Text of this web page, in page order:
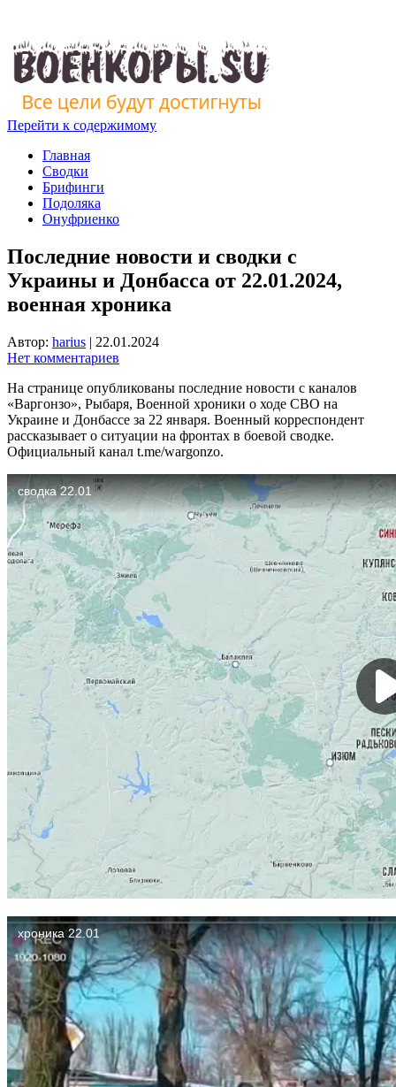
Перейти к содержимому
Главная
Сводки
Брифинги
Подоляка
Онуфриенко
Последние новости и сводки с
Украины и Донбасса от 22.01.2024,
военная хроника
Автор: harius | 22.01.2024
Нет комментариев
На странице опубликованы последние новости с каналов
«Варгонзо», Рыбаря, Военной хроники о ходе СВО на
Украине и Донбассе за 22 января. Военный корреспондент
рассказывает о ситуации на фронтах в боевой сводке.
Официальный канал t.me/wargonzo.